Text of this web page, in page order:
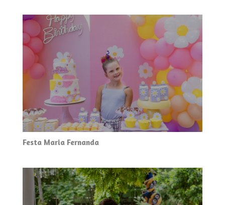
Festa Maria Fernanda